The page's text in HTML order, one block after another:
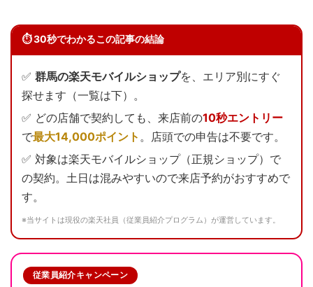
⏱ 30秒でわかるこの記事の結論
✅ 群馬の楽天モバイルショップを、エリア別にすぐ
探せます（一覧は下）。
✅ どの店舗で契約しても、来店前の10秒エントリー
で最大14,000ポイント 。店頭での申告は不要です。
✅ 対象は楽天モバイルショップ（正規ショップ）で
の契約。土日は混みやすいので来店予約がおすすめで
す。
※当サイトは現役の楽天社員（従業員紹介プログラム）が運営しています。
従業員紹介キャンペーン